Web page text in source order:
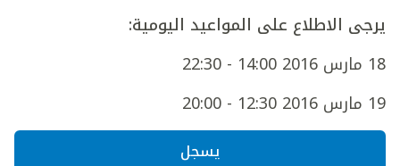
يرجى الاطلاع على المواعيد اليومية:
18 مارس 2016 14:00 - 22:30
19 مارس 2016 12:30 - 20:00
يسجل